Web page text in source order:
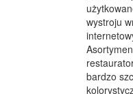
wystroju
bardzo